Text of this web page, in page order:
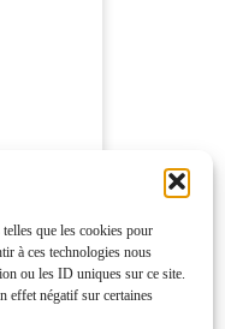
que les cookies pour
à ces technologies nous
ou les ID uniques sur ce site.
effet négatif sur certaines